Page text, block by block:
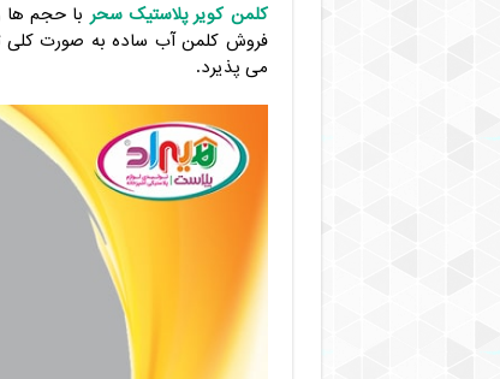
کلمن کویر پلاستیک سحر با حجم ها
فروش کلمن آب ساده به صورت کلی
می پذیرد.